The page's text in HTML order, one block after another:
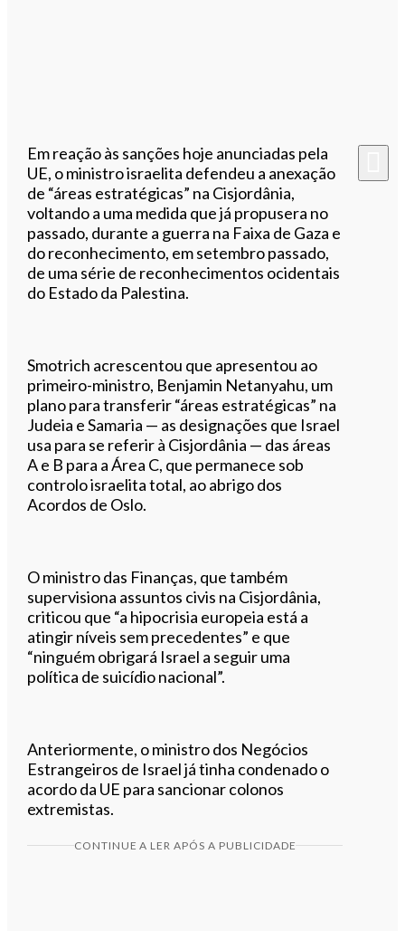
Em reação às sanções hoje anunciadas pela
UE, o ministro israelita defendeu a anexação
de “áreas estratégicas” na Cisjordânia,
voltando a uma medida que já propusera no
passado, durante a guerra na Faixa de Gaza e
do reconhecimento, em setembro passado,
de uma série de reconhecimentos ocidentais
do Estado da Palestina.
Smotrich acrescentou que apresentou ao
primeiro-ministro, Benjamin Netanyahu, um
plano para transferir “áreas estratégicas” na
Judeia e Samaria — as designações que Israel
usa para se referir à Cisjordânia — das áreas
A e B para a Área C, que permanece sob
controlo israelita total, ao abrigo dos
Acordos de Oslo.
O ministro das Finanças, que também
supervisiona assuntos civis na Cisjordânia,
criticou que “a hipocrisia europeia está a
atingir níveis sem precedentes” e que
“ninguém obrigará Israel a seguir uma
política de suicídio nacional”.
Anteriormente, o ministro dos Negócios
Estrangeiros de Israel já tinha condenado o
acordo da UE para sancionar colonos
extremistas.
CONTINUE A LER APÓS A PUBLICIDADE